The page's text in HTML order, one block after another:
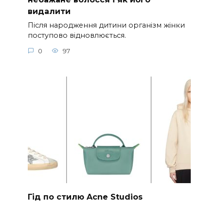
видалити
Після народження дитини організм жінки
поступово відновлюється.
0 97
Гід по стилю Acne Studios